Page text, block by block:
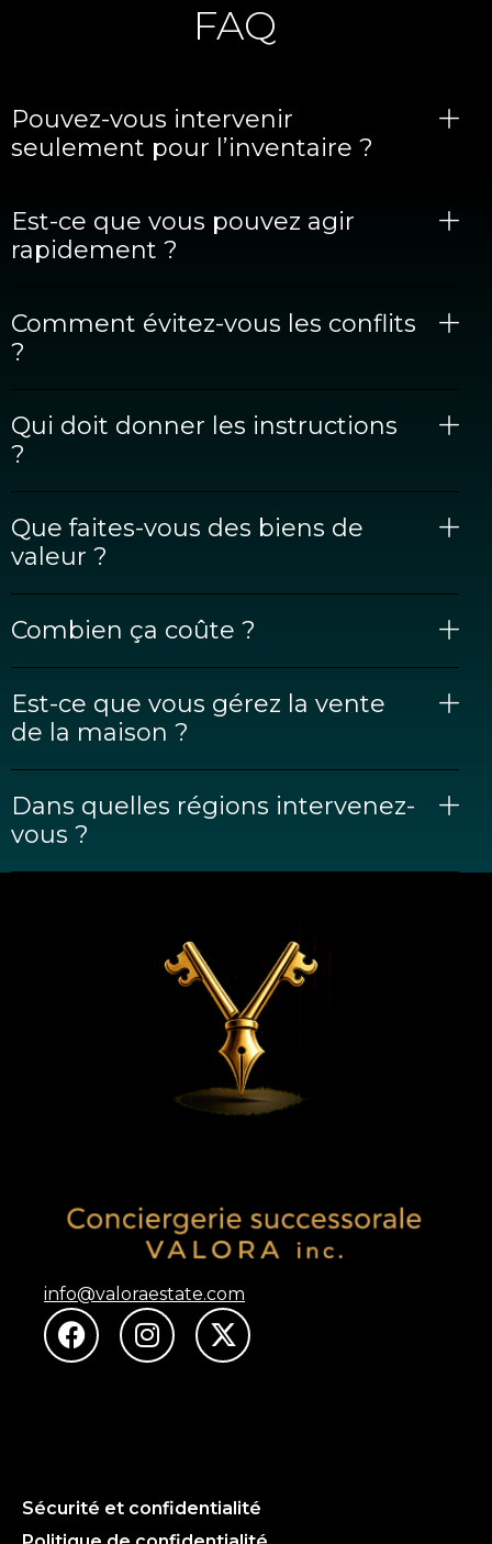
FAQ
Pouvez-vous intervenir
seulement pour l’inventaire ?
Est-ce que vous pouvez agir
rapidement ?
Comment évitez-vous les conflits
?
Qui doit donner les instructions
?
Que faites-vous des biens de
valeur ?
Combien ça coûte ?
Est-ce que vous gérez la vente
de la maison ?
Dans quelles régions intervenez-
vous ?
info@valoraestate.com
Sécurité et confidentialité